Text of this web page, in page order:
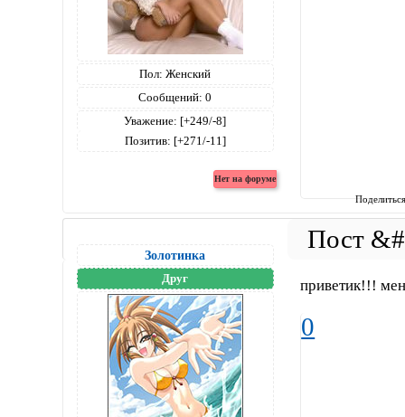
Пол: Женский
Сообщений: 0
Уважение: [+249/-8]
Позитив: [+271/-11]
Золотинка
Друг приветик!!!
0